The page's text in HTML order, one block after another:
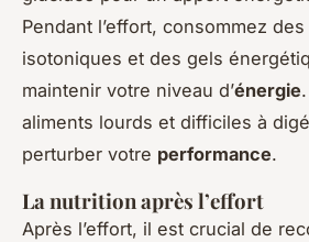
Pendant l’effort, consommez
isotoniques et des gels
maintenir votre niveau d’énergie
aliments lourds et difficiles à
perturber votre performance.
La nutrition après l’effort
Après l’effort, il est crucial de